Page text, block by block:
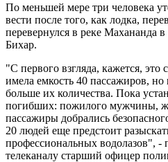
По меньшей мере три человека
вести после того, как лодка,
перевернулся в реке Махананда
Бихар.
"С первого взгляда, кажется, это
имела емкость 40 пассажиров, но
больше их количества. Пока
погибших: пожилого мужчины,
пассажиры добрались
20 людей еще предстоит
профессиональных водолазов", -
телеканалу старший офицер